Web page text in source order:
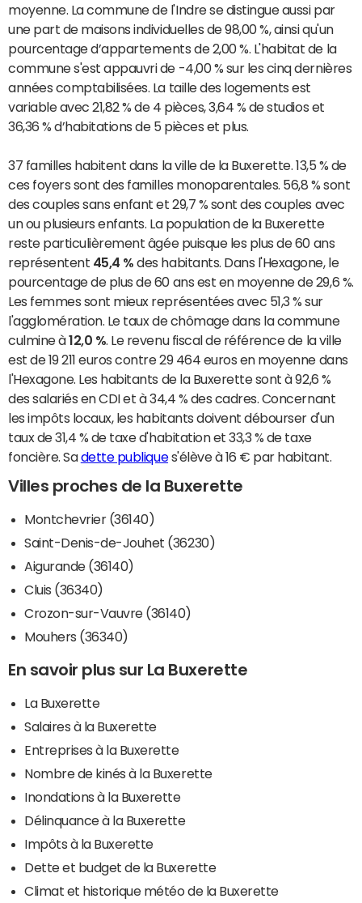
moyenne. La commune de l'Indre se distingue aussi par
une part de maisons individuelles de 98,00 %, ainsi qu'un
pourcentage d’appartements de 2,00 %. L'habitat de la
commune s'est appauvri de -4,00 % sur les cinq dernières
années comptabilisées. La taille des logements est
variable avec 21,82 % de 4 pièces, 3,64 % de studios et
36,36 % d’habitations de 5 pièces et plus.
37 familles habitent dans la ville de la Buxerette. 13,5 % de
ces foyers sont des familles monoparentales. 56,8 % sont
des couples sans enfant et 29,7 % sont des couples avec
un ou plusieurs enfants. La population de la Buxerette
reste particulièrement âgée puisque les plus de 60 ans
représentent 45,4 % des habitants. Dans l'Hexagone, le
pourcentage de plus de 60 ans est en moyenne de 29,6 %.
Les femmes sont mieux représentées avec 51,3 % sur
l'agglomération. Le taux de chômage dans la commune
culmine à12,0 % . Le revenu fiscal de référence de la ville
est de 19 211 euros contre 29 464 euros en moyenne dans
l'Hexagone. Les habitants de la Buxerette sont à 92,6 %
des salariés en CDI et à 34,4 % des cadres. Concernant
les impôts locaux, les habitants doivent débourser d'un
taux de 31,4 % de taxe d'habitation et 33,3 % de taxe
foncière. Sadette publiques'élève à 16 € par habitant.
Villes proches de la Buxerette
Montchevrier (36140)
Saint-Denis-de-Jouhet (36230)
Aigurande (36140)
Cluis (36340)
Crozon-sur-Vauvre (36140)
Mouhers (36340)
En savoir plus sur La Buxerette
La Buxerette
Salaires à la Buxerette
Entreprises à la Buxerette
Nombre de kinés à la Buxerette
Inondations à la Buxerette
Délinquance à la Buxerette
Impôts à la Buxerette
Dette et budget de la Buxerette
Climat et historique météo de la Buxerette